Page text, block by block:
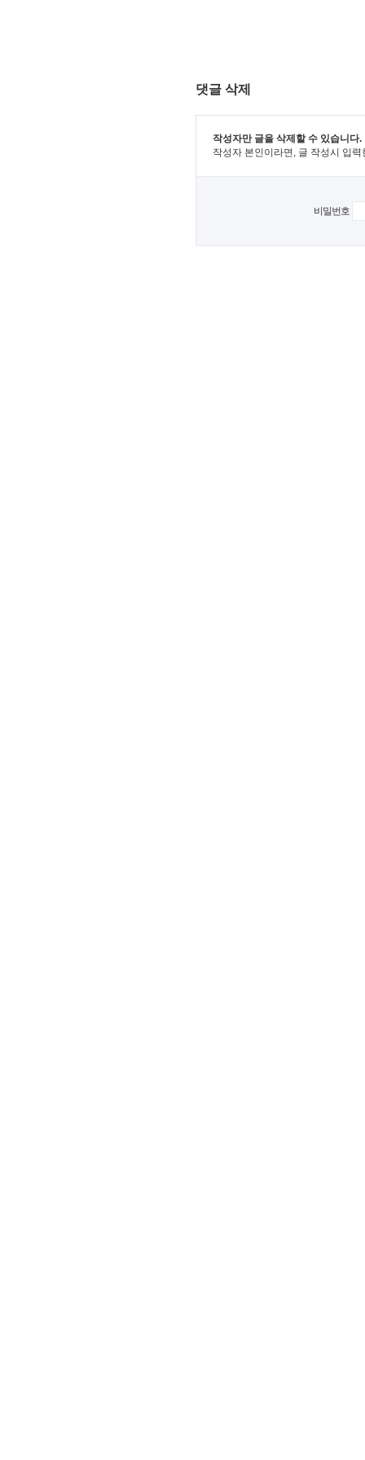
댓글 삭제
작성자만 글을 삭제할 수 있습니다.
작성자 본인이라면, 글 작성시 입
비밀번호